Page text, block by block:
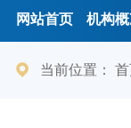
网站首页 机构
办事服务 民间
当前位置：